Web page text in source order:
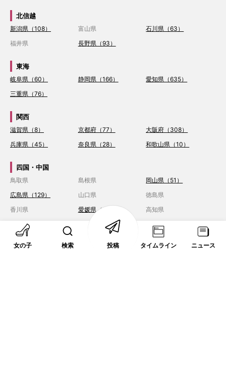
北信越
新潟県（108） 富山県
石川県（63）
福井県
長野県（93）
東海
岐阜県（60） 静岡県（166）
愛知県（635）
三重県（76）
関西
滋賀県（8） 京都府（77）
大阪府（308）
兵庫県（45）
奈良県（28） 和歌山県（10）
四国・中国
鳥取県 島根県
岡山県（51）
広島県（129）
山口県
徳島県
香川県
愛媛県（2） 高知県
九州・沖縄
福岡県（163）
長崎県（5）
女の子 検索 投稿 タイムライン ニュース